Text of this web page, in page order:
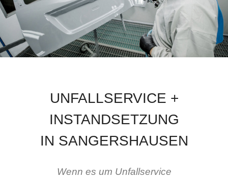
Leistungen
Service
Anfahrt
UNFALLSERVICE +
INSTANDSETZUNG
IN SANGERSHAUSEN
Wenn es um Unfallservice